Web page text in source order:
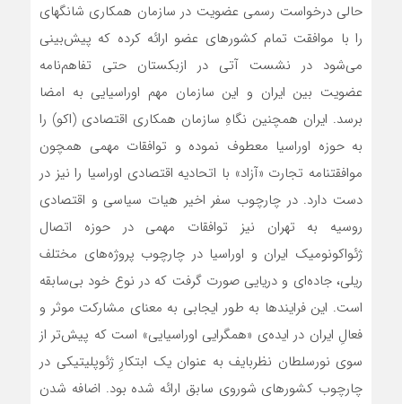
حالی درخواست رسمی عضویت در سازمان همکاری شانگهای
را با موافقت تمام کشورهای عضو ارائه کرده که پیش‌بینی
می‌شود در نشست آتی در ازبکستان حتی تفاهم‌نامه
عضویت بین ایران و این سازمان مهم اوراسیایی به امضا
برسد. ایران همچنین نگاهِ سازمان همکاری اقتصادی (اکو) را
به حوزه اوراسیا معطوف نموده و توافقات مهمی همچون
موافقتنامه تجارت «آزاد» با اتحادیه اقتصادی اوراسیا را نیز در
دست دارد. در چارچوب سفر اخیر هیات سیاسی و اقتصادی
روسیه به تهران نیز توافقات مهمی در حوزه اتصال
ژئواکونومیک ایران و اوراسیا در چارچوب‌ پروژه‌های مختلف
ریلی، جاده‌ای و دریایی صورت گرفت که در نوع خود بی‌سابقه
است. این فرایندها به طور ایجابی به معنای مشارکت موثر و
فعالِ ایران در ایده‌ی «همگرایی اوراسیایی» است که پیش‌تر از
سوی نورسلطان نظربایف به عنوان یک ابتکارِ ژئوپلیتیکی در
چارچوب کشورهای شوروی سابق ارائه شده بود. اضافه شدن